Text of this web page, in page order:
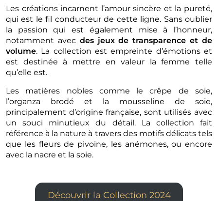
Les créations incarnent l’amour sincère et la pureté,
qui est le fil conducteur de cette ligne. Sans oublier
la passion qui est également mise à l’honneur,
notamment avec des jeux de transparence et de
volume. La collection est empreinte d’émotions et
est destinée à mettre en valeur la femme telle
qu’elle est.
Les matières nobles comme le crêpe de soie,
l’organza brodé et la mousseline de soie,
principalement d’origine française, sont utilisés avec
un souci minutieux du détail. La collection fait
référence à la nature à travers des motifs délicats tels
que les fleurs de pivoine, les anémones, ou encore
avec la nacre et la soie.
Découvrir la Collection 2024